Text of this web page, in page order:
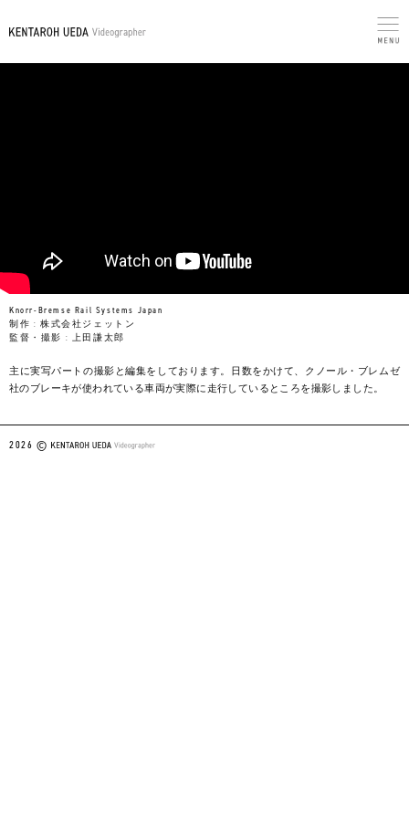
Knorr-Bremse Rail Systems Japan
制作 : 株式会社ジェットン
監督・撮影 : 上田謙太郎
主に実写パートの撮影と編集をしております。日数をかけて、クノール・ブレムゼ
社のブレーキが使われている車両が実際に走行しているところを撮影しました。
2026 ©